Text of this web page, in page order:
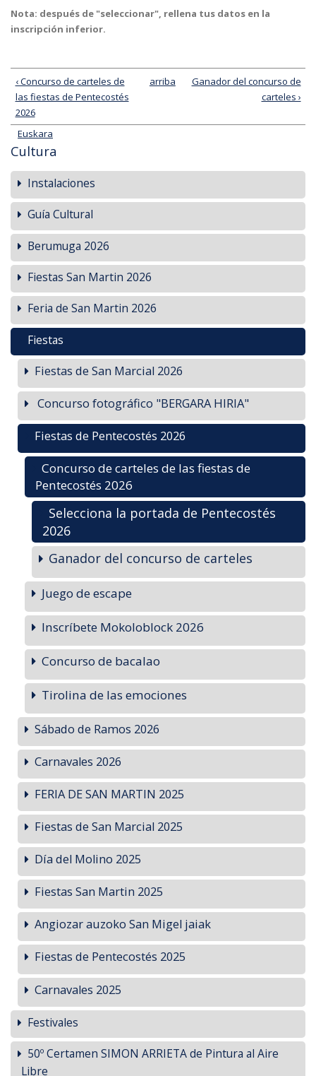
Nota: después de "seleccionar", rellena tus datos en la
inscripción inferior.
‹ Concurso de carteles de
las fiestas de Pentecostés
2026
arriba
Ganador del concurso de
carteles ›
Euskara
Cultura
Instalaciones
Guía Cultural
Berumuga 2026
Fiestas San Martin 2026
Feria de San Martin 2026
Fiestas
Fiestas de San Marcial 2026
Concurso fotográfico "BERGARA HIRIA"
Fiestas de Pentecostés 2026
Concurso de carteles de las fiestas de
Pentecostés 2026
Selecciona la portada de Pentecostés
2026
Ganador del concurso de carteles
Juego de escape
Inscríbete Mokoloblock 2026
Concurso de bacalao
Tirolina de las emociones
Sábado de Ramos 2026
Carnavales 2026
FERIA DE SAN MARTIN 2025
Fiestas de San Marcial 2025
Día del Molino 2025
Fiestas San Martin 2025
Angiozar auzoko San Migel jaiak
Fiestas de Pentecostés 2025
Carnavales 2025
Festivales
50º Certamen SIMON ARRIETA de Pintura al Aire
Libre